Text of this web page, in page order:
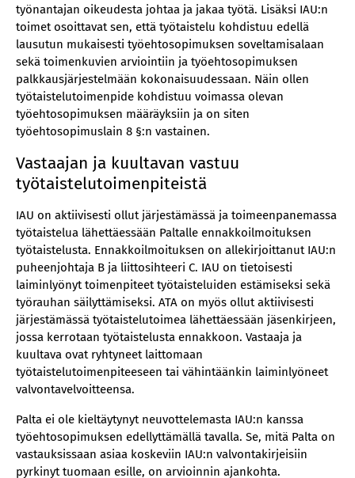
työnantajan oikeudesta johtaa ja jakaa työtä. Lisäksi IAU:n
toimet osoittavat sen, että työtaistelu kohdistuu edellä
lausutun mukaisesti työehtosopimuksen soveltamisalaan
sekä toimenkuvien arviointiin ja työehtosopimuksen
palkkausjärjestelmään kokonaisuudessaan. Näin ollen
työtaistelutoimenpide kohdistuu voimassa olevan
työehtosopimuksen määräyksiin ja on siten
työehtosopimuslain 8 §:n vastainen.
Vastaajan ja kuultavan vastuu
työtaistelutoimenpiteistä
IAU on aktiivisesti ollut järjestämässä ja toimeenpanemassa
työtaistelua lähettäessään Paltalle ennakkoilmoituksen
työtaistelusta. Ennakkoilmoituksen on allekirjoittanut IAU:n
puheenjohtaja B ja liittosihteeri C. IAU on tietoisesti
laiminlyönyt toimenpiteet työtaisteluiden estämiseksi sekä
työrauhan säilyttämiseksi. ATA on myös ollut aktiivisesti
järjestämässä työtaistelutoimea lähettäessään jäsenkirjeen,
jossa kerrotaan työtaistelusta ennakkoon. Vastaaja ja
kuultava ovat ryhtyneet laittomaan
työtaistelutoimenpiteeseen tai vähintäänkin laiminlyöneet
valvontavelvoitteensa.
Palta ei ole kieltäytynyt neuvottelemasta IAU:n kanssa
työehtosopimuksen edellyttämällä tavalla. Se, mitä Palta on
vastauksissaan asiaa koskeviin IAU:n valvontakirjeisiin
pyrkinyt tuomaan esille, on arvioinnin ajankohta.